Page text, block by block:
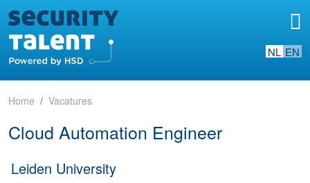
NL EN
Home Vacatures
Cloud Automation Engineer
Leiden University